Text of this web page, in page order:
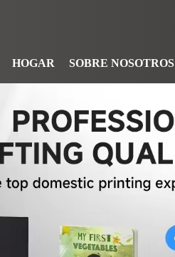
HOGAR SOBRE NOSOTROS